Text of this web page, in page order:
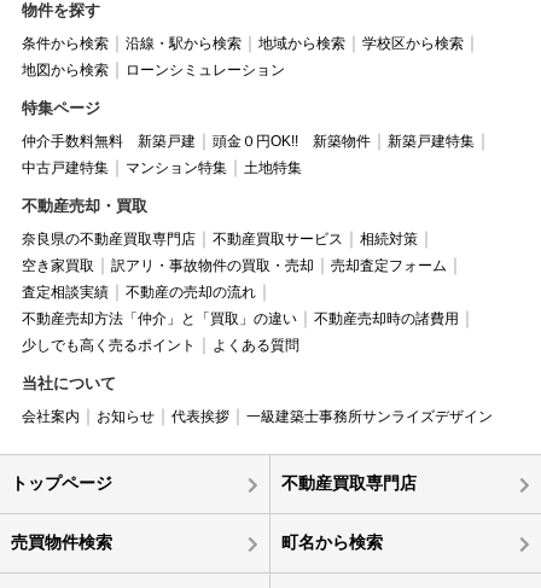
物件を探す
条件から検索 沿線・駅から検索 地域から検索
学校区から検索
地図から検索
ローンシミュレーション
特集ページ
仲介手数料無料 新築戸建 頭金０円OK!! 新築物件
新築戸建特集
中古戸建特集
マンション特集 土地特集
不動産売却・買取
奈良県の不動産買取専門店 不動産買取サービス
相続対策
空き家買取
訳アリ・事故物件の買取・売却
売却査定フォーム
査定相談実績
不動産の売却の流れ
不動産売却方法「仲介」と「買取」の違い
不動産売却時の諸費用
少しでも高く売るポイント
よくある質問
当社について
会社案内 お知らせ 代表挨拶 一級建築士事務所サンライズデザイン
トップページ 不動産買取専門店
売買物件検索 町名から検索